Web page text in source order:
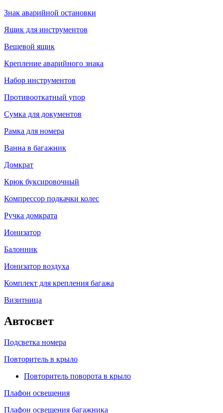
Знак аварийной остановки
Ящик для инструментов
Вещевой ящик
Крепление аварийного знака
Набор инструментов
Противооткатный упор
Сумка для документов
Рамка для номера
Ванна в багажник
Домкрат
Крюк буксировочный
Компрессор подкачки колес
Ручка домкрата
Ионизатор
Балонник
Ионизатор воздуха
Комплект для крепления багажа
Визитница
Автосвет
Подсветка номера
Повторитель в крыло
Повторитель поворота в крыло
Плафон освещения
Плафон освещения багажника